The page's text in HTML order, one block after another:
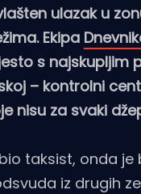
ulazak u
Ekipa
s najskupljim
– kontrolni
nisu za svaki
taksist, onda je
iz drugih